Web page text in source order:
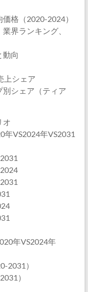
格（2020-2024）
界ランキング、
動向
上シェア
シェア（ティア
オ
VS2024年VS2031
年VS2024年
2031）
）